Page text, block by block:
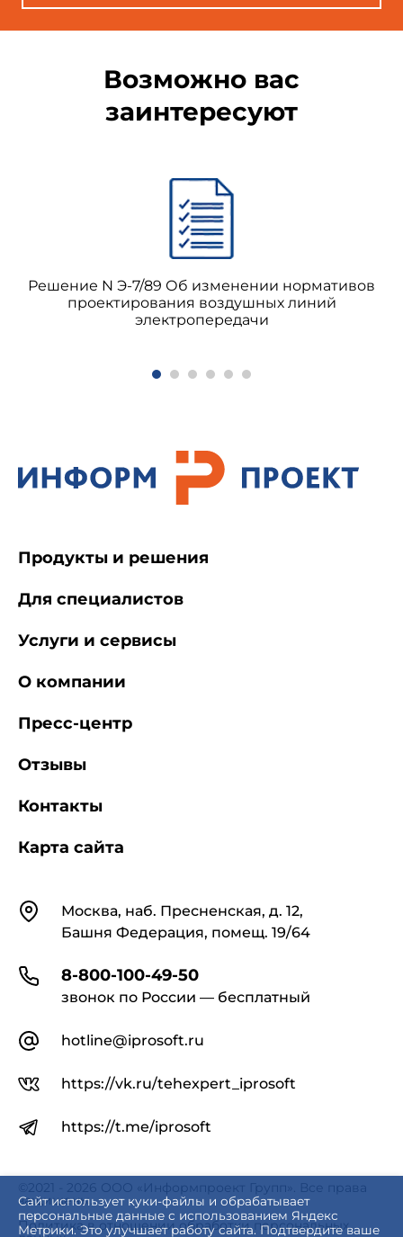
Возможно вас
заинтересуют
Решение N Э-7/89 Об изменении нормативов
проектирования воздушных линий
электропередачи
Сайт использует куки-файлы и обрабатывает
персональные данные с использованием Яндекс
Метрики. Это улучшает работу сайта. Подтвердите ваше
КонтактыМосква, наб. Пресненская, д. 12,
Башня Федерация, помещ. 19/64
8-800-100-49-50
звонок по России — бесплатный
hotline@iprosoft.ru
https://vk.ru/tehexpert_iprosoft
https://t.me/iprosoft
Продукты и решения
Для специалистов
Услуги и сервисы
О компании
Пресс-центр
Отзывы
Контакты
Карта сайта
©2021 - 2026 ООО «Информпроект Групп». Все права
защищены.
Политика в отношении обработки персональных